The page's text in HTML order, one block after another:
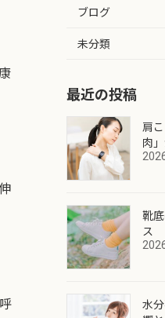
ブログ
未分類
最近の投稿
肩
肉
靴
ス
水